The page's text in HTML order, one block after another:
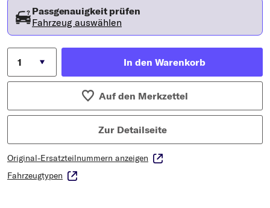
Passgenauigkeit prüfen
Fahrzeug auswählen
In den Warenkorb
Auf den Merkzettel
Zur Detailseite
Original-Ersatzteilnummern anzeigen
Fahrzeugtypen